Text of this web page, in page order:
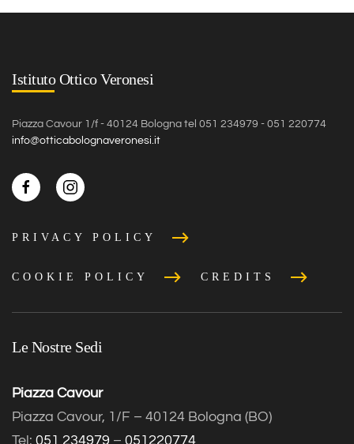
Istituto Ottico Veronesi
Piazza Cavour 1/f - 40124 Bologna tel 051 234979 - 051 220774
info@otticabolognaveronesi.it
PRIVACY POLICY
COOKIE POLICY CREDITS
Le Nostre Sedi
Piazza Cavour
Piazza Cavour, 1/F – 40124 Bologna (BO)
Tel: 051 234979 – 051220774